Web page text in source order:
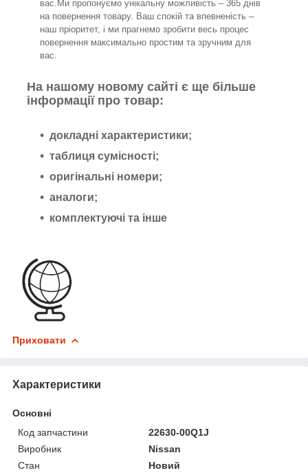
вас.Ми пропонуємо унікальну можливість – 365 днів
на повернення товару. Ваш спокій та впевненість –
наш пріоритет, і ми прагнемо зробити весь процес
повернення максимально простим та зручним для
вас.
На нашому новому сайті є ще більше
інформації про товар:
докладні характеристики;
таблиця сумісності;
оригінальні номери;
аналоги;
комплектуючі та інше
Приховати
Характеристики
Основні
Код запчастини
22630-00Q1J
Виробник
Nissan
Стан
Новий